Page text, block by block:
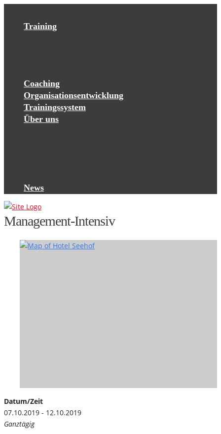
Training
Coaching
Organisationsentwicklung
Trainingssystem
Über uns
News
Management-Intensiv
Datum/Zeit
07.10.2019 - 12.10.2019
Ganztägig